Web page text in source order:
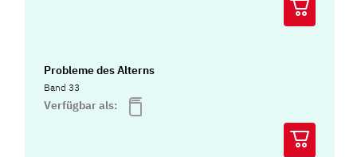
Probleme des Alterns
Band 33
Verfügbar als: